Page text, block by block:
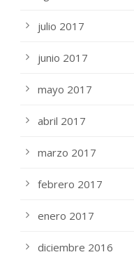
julio 2017
junio 2017
mayo 2017
abril 2017
marzo 2017
febrero 2017
enero 2017
diciembre 2016